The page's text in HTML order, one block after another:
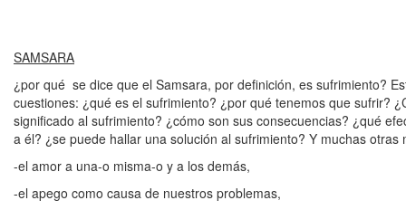
SAMSARA
¿por qué se dice que el Samsara, por definición, es sufrimiento?
cuestiones: ¿qué es el sufrimiento? ¿por qué tenemos que sufrir?
significado al sufrimiento? ¿cómo son sus consecuencias? ¿qué
a él? ¿se puede hallar una solución al sufrimiento? Y muchas
-el amor a una-o misma-o y a los demás,
-el apego como causa de nuestros problemas,